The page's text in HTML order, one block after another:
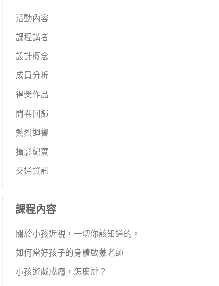
活動內容
課程講者
設計概念
成員分析
得獎作品
問卷回饋
熱烈迴響
攝影紀實
交通資訊
課程內容
關於小孩近視，一切你該知道的。
如何當好孩子的身體啟蒙老師
小孩遊戲成癮，怎麼辦？